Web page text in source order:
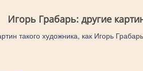
Игорь Грабарь: другие
такого художника, как Игорь